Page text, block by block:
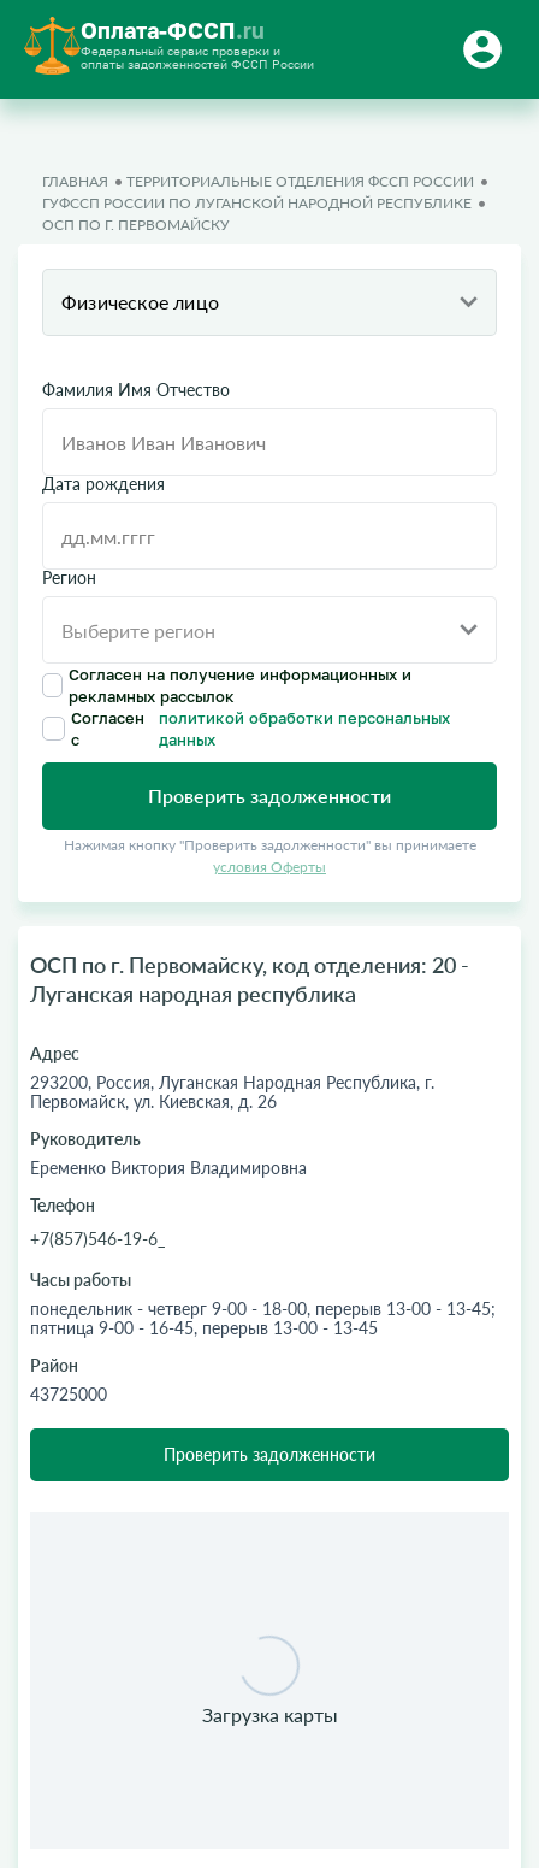
Оплата-ФССП.ru
Федеральный сервис проверки и
оплаты задолженностей ФССП России
ГЛАВНАЯ
ТЕРРИТОРИАЛЬНЫЕ ОТДЕЛЕНИЯ ФССП РОССИИ
ГУФССП РОССИИ ПО ЛУГАНСКОЙ НАРОДНОЙ РЕСПУБЛИКЕ
ОСП ПО Г. ПЕРВОМАЙСКУ
Физическое лицо
Фамилия Имя Отчество
Дата рождения
Регион
Согласен на получение информационных и
рекламных рассылок
Согласен
с
политикой обработки персональных
данных
Проверить задолженности
Нажимая кнопку "Проверить задолженности" вы принимаете
условия Оферты
ОСП по г. Первомайску, код отделения: 20 -
Луганская народная республика
Адрес
293200, Россия, Луганская Народная Республика, г.
Первомайск, ул. Киевская, д. 26
Руководитель
Еременко Виктория Владимировна
Телефон
+7(857)546-19-6_
Часы работы
понедельник - четверг 9-00 - 18-00, перерыв 13-00 - 13-45;
пятница 9-00 - 16-45, перерыв 13-00 - 13-45
Район
43725000
Проверить задолженности